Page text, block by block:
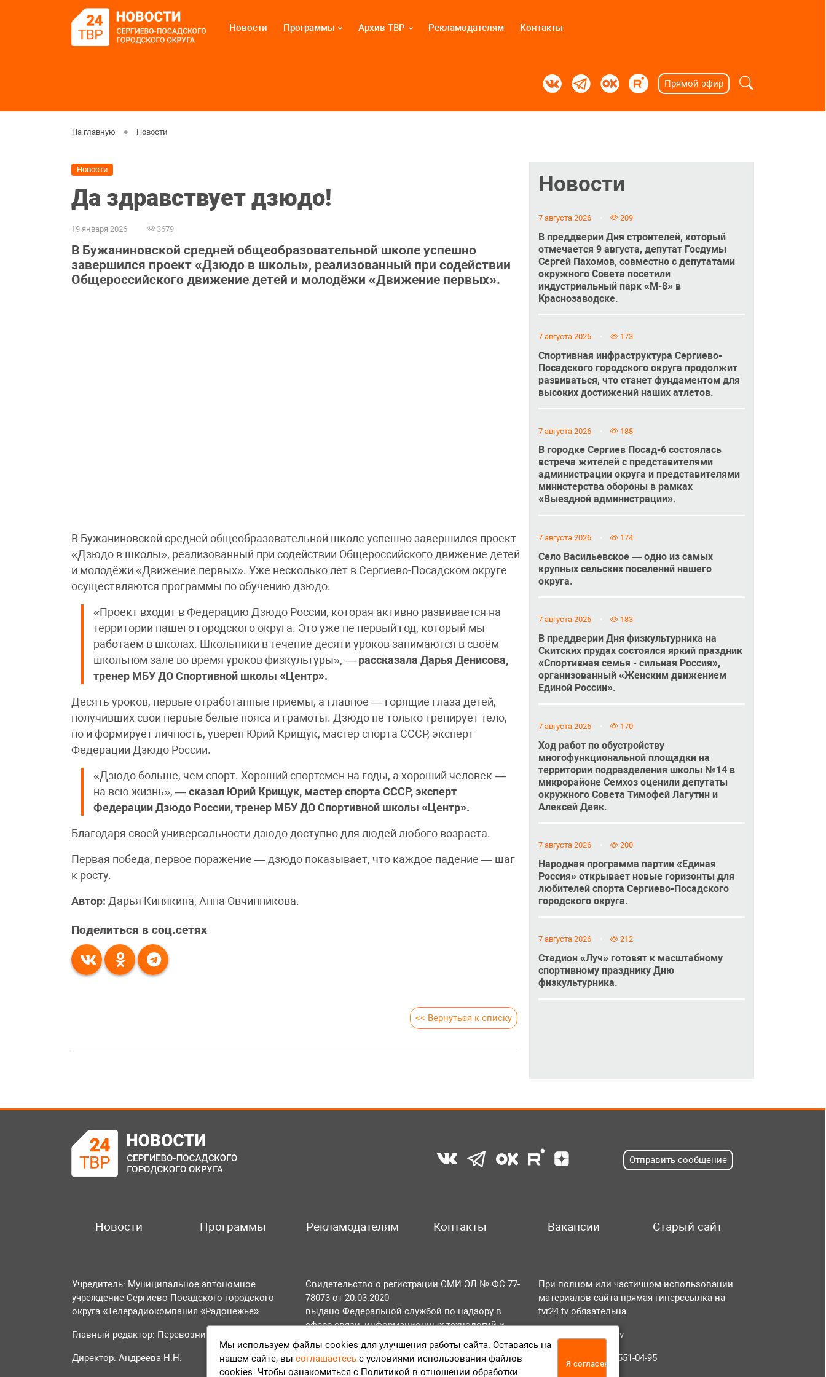
Новости Программы Архив ТВР Рекламодателям Контакты
Прямой эфир
На главную Новости
Новости
Да здравствует дзюдо!
19 января 2026 3679
В Бужаниновской средней общеобразовательной школе успешно
завершился проект «Дзюдо в школы», реализованный при содействии
Общероссийского движение детей и молодёжи «Движение первых».
В Бужаниновской средней общеобразовательной школе успешно завершился проект
«Дзюдо в школы», реализованный при содействии Общероссийского движение детей
и молодёжи «Движение первых». Уже несколько лет в Сергиево-Посадском округе
осуществляются программы по обучению дзюдо.
«Проект входит в Федерацию Дзюдо России, которая активно развивается на
территории нашего городского округа. Это уже не первый год, который мы
работаем в школах. Школьники в течение десяти уроков занимаются в своём
школьном зале во время уроков физкультуры», — рассказала Дарья Денисова,
тренер МБУ ДО Спортивной школы «Центр».
Десять уроков, первые отработанные приемы, а главное — горящие глаза детей,
получивших свои первые белые пояса и грамоты. Дзюдо не только тренирует тело,
но и формирует личность, уверен Юрий Крищук, мастер спорта СССР, эксперт
Федерации Дзюдо России.
«Дзюдо больше, чем спорт. Хороший спортсмен на годы, а хороший человек —
на всю жизнь», — сказал Юрий Крищук, мастер спорта СССР, эксперт
Федерации Дзюдо России, тренер МБУ ДО Спортивной школы «Центр».
Благодаря своей универсальности дзюдо доступно для людей любого возраста.
Первая победа, первое поражение — дзюдо показывает, что каждое падение — шаг
к росту.
Автор:Дарья Кинякина, Анна Овчинникова.
Поделиться в соц.сетях
<< Вернуться к списку
Новости
7 августа 2026 209
В преддверии Дня строителей, который
отмечается 9 августа, депутат Госдумы
Сергей Пахомов, совместно с депутатами
окружного Совета посетили
индустриальный парк «М-8» в
Краснозаводске.
7 августа 2026 173
Спортивная инфраструктура Сергиево-
Посадского городского округа продолжит
развиваться, что станет фундаментом для
высоких достижений наших атлетов.
7 августа 2026 188
В городке Сергиев Посад-6 состоялась
встреча жителей с представителями
администрации округа и представителями
министерства обороны в рамках
«Выездной администрации».
7 августа 2026 174
Село Васильевское — одно из самых
крупных сельских поселений нашего
округа.
7 августа 2026 183
В преддверии Дня физкультурника на
Скитских прудах состоялся яркий праздник
«Спортивная семья - сильная Россия»,
организованный «Женским движением
Единой России».
7 августа 2026 170
Ход работ по обустройству
многофункциональной площадки на
территории подразделения школы №14 в
микрорайоне Семхоз оценили депутаты
окружного Совета Тимофей Лагутин и
Алексей Деяк.
7 августа 2026 200
Народная программа партии «Единая
Россия» открывает новые горизонты для
любителей спорта Сергиево-Посадского
городского округа.
7 августа 2026 212
Стадион «Луч» готовят к масштабному
спортивному празднику Дню
физкультурника.
Отправить сообщение
Новости Программы Рекламодателям Контакты Вакансии Старый сайт
Учредитель: Муниципальное автономное
учреждение Сергиево-Посадского городского
округа «Телерадиокомпания «Радонежье».
Главный редактор: Перевозникова О.А.
Директор: Андреева Н.Н.
Свидетельство о регистрации СМИ ЭЛ № ФС 77-
78073 от 20.03.2020
выдано Федеральной службой по надзору в
сфере связи, информационных технологий и
массовых коммуникаций (Роскомнадзор).
Положение об обработке персональных данных
При полном или частичном использовании
материалов сайта прямая гиперссылка на
tvr24.tv обязательна.
info@tvr24.tv
Телефон: +7 (496) 551-04-95
Мы используем файлы cookies для улучшения работы сайта. Оставаясь на
нашем сайте, вы соглашаетесь с условиями использования файлов
cookies. Чтобы ознакомиться с Политикой в отношении обработки
Я согласен